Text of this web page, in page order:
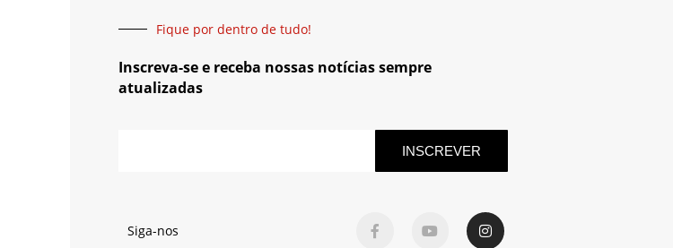
Fique por dentro de tudo!
Inscreva-se e receba nossas notícias sempre
atualizadas
INSCREVER
Siga-nos